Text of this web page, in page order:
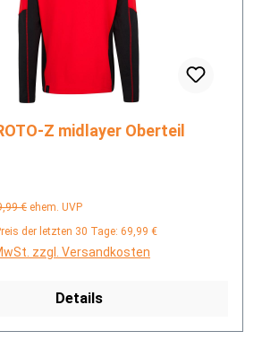
JIROTO-Z midlayer Oberteil
Preis:
€ ehem. UVP
der letzten 30 Tage: 69,99 €
zzgl. Versandkosten
Details